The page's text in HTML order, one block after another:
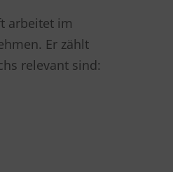
arbeitet im
Er zählt
relevant sind: